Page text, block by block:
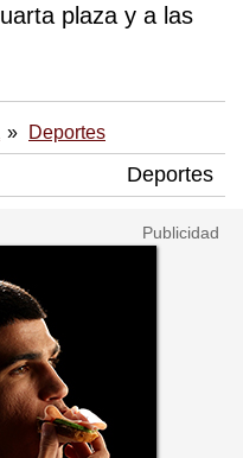
plaza y a las
Deportes
Deportes